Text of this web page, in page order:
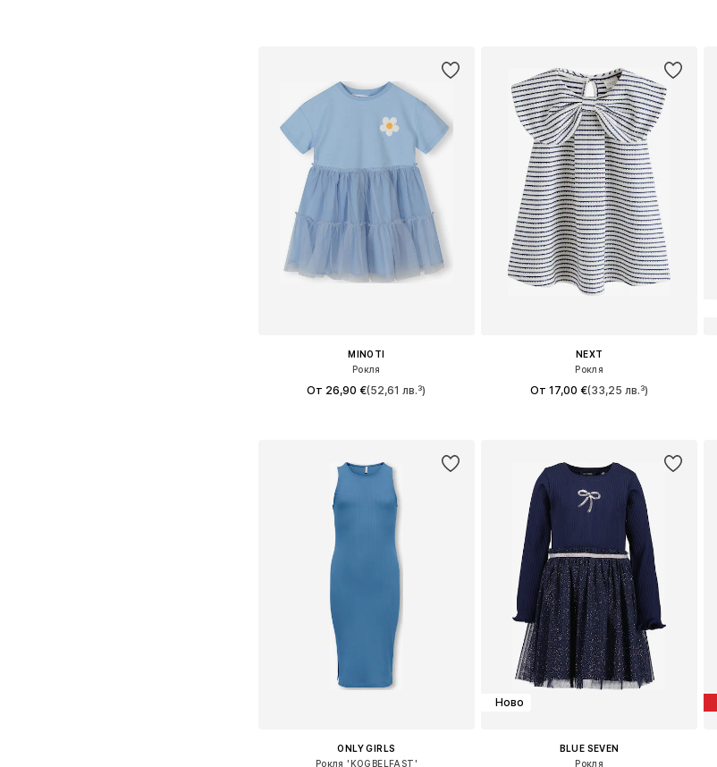
MINOTI
Рокля
От 26,90 €(52,61 лв.³)
NEXT
Рокля
От 17,00 €(33,25 лв.³)
ONLY GIRLS
Рокля 'KOGBELFAST'
Ново
BLUE SEVEN
Рокля